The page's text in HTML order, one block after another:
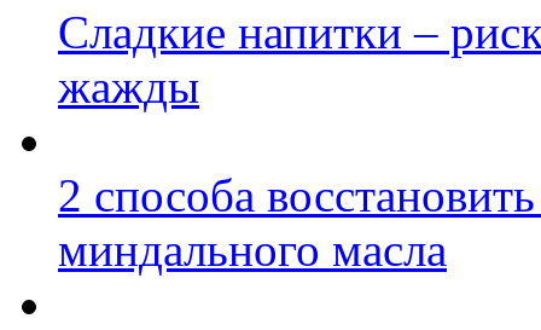
Сладкие напитки –
жажды
2 способа
миндального масла